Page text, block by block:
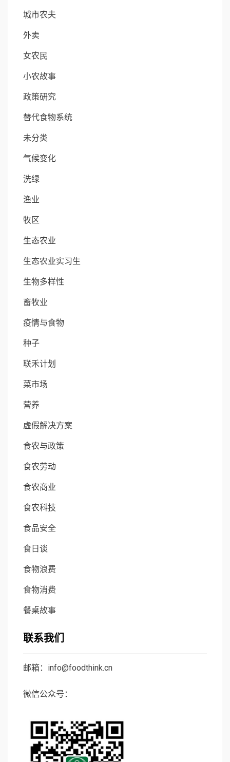
城市农夫
外卖
女农民
小农故事
政策研究
替代食物系统
未分类
气候变化
洗绿
渔业
牧区
生态农业
生态农业实习生
生物多样性
畜牧业
疫情与食物
种子
联禾计划
菜市场
营养
虚假解决方案
食农与政策
食农劳动
食农商业
食农科技
食品安全
食日谈
食物浪费
食物消费
餐桌故事
联系我们
邮箱：info@foodthink.cn
微信公众号：